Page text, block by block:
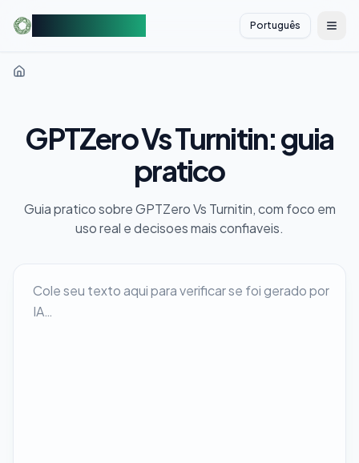
Português 切换
GPTZero Vs Turnitin: guia
pratico
Guia pratico sobre GPTZero Vs Turnitin, com foco em
uso real e decisoes mais confiaveis.